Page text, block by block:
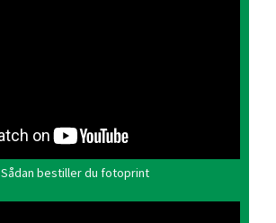
Sådan bestiller du fotoprint